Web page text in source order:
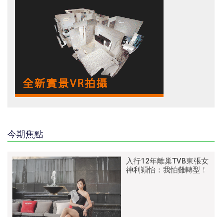
今期焦點
入行12年離巢TVB東張女
神利穎怡：我怕難轉型！